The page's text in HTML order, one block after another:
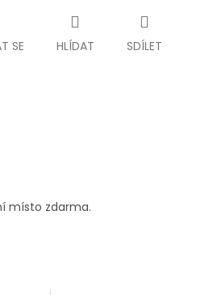
SE HLÍDAT SDÍLET
místo zdarma.